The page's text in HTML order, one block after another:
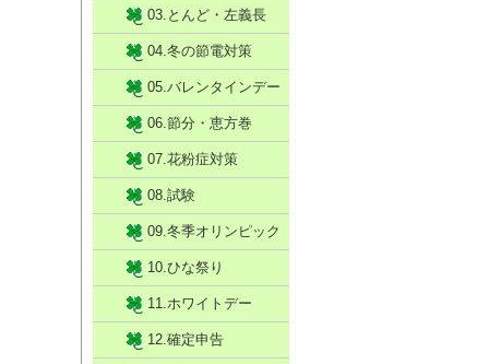
03.とんど・左義長
04.冬の節電対策
05.バレンタインデー
06.節分・恵方巻
07.花粉症対策
08.試験
09.冬季オリンピック
10.ひな祭り
11.ホワイトデー
12.確定申告